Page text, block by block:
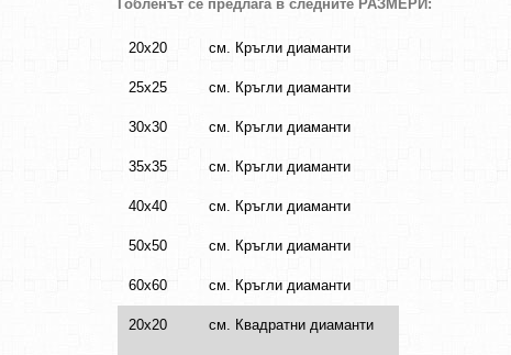
Гобленът се предлага в следните РАЗМЕРИ:
20х20 см. Кръгли диаманти
25х25 см. Кръгли диаманти
30х30 см. Кръгли диаманти
35х35 см. Кръгли диаманти
40х40 см. Кръгли диаманти
50х50 см. Кръгли диаманти
60х60 см. Кръгли диаманти
20х20 см. Квадратни диаманти